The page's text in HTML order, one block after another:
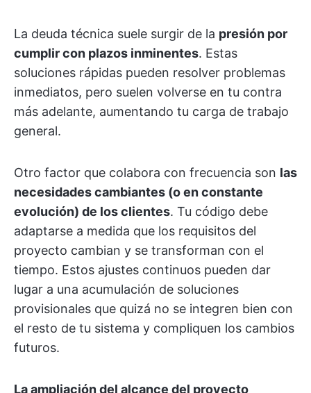
La deuda técnica suele surgir de la presión por
cumplir con plazos inminentes. Estas
soluciones rápidas pueden resolver problemas
inmediatos, pero suelen volverse en tu contra
más adelante, aumentando tu carga de trabajo
general.
Otro factor que colabora con frecuencia son las
necesidades cambiantes (o en constante
evolución) de los clientes. Tu código debe
adaptarse a medida que los requisitos del
proyecto cambian y se transforman con el
tiempo. Estos ajustes continuos pueden dar
lugar a una acumulación de soluciones
provisionales que quizá no se integren bien con
el resto de tu sistema y compliquen los cambios
futuros.
La ampliación del alcance del proyecto